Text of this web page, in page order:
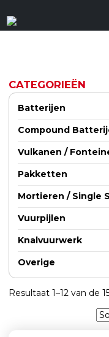
CATEGORIEËN
Batterijen
Compound
Vulkanen /
Pakketten
Mortieren / Single
Vuurpijlen
Knalvuurwerk
Overige
Resultaat 1–12 van de